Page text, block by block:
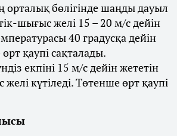
орталық бөлігінде шаңды дауыл
шығыс желі 15 – 20 м/с дейін
40 градусқа дейін
қаупі сақталады.
екпіні 15 м/с дейін жететін
күтіледі. Төтенше өрт қаупі